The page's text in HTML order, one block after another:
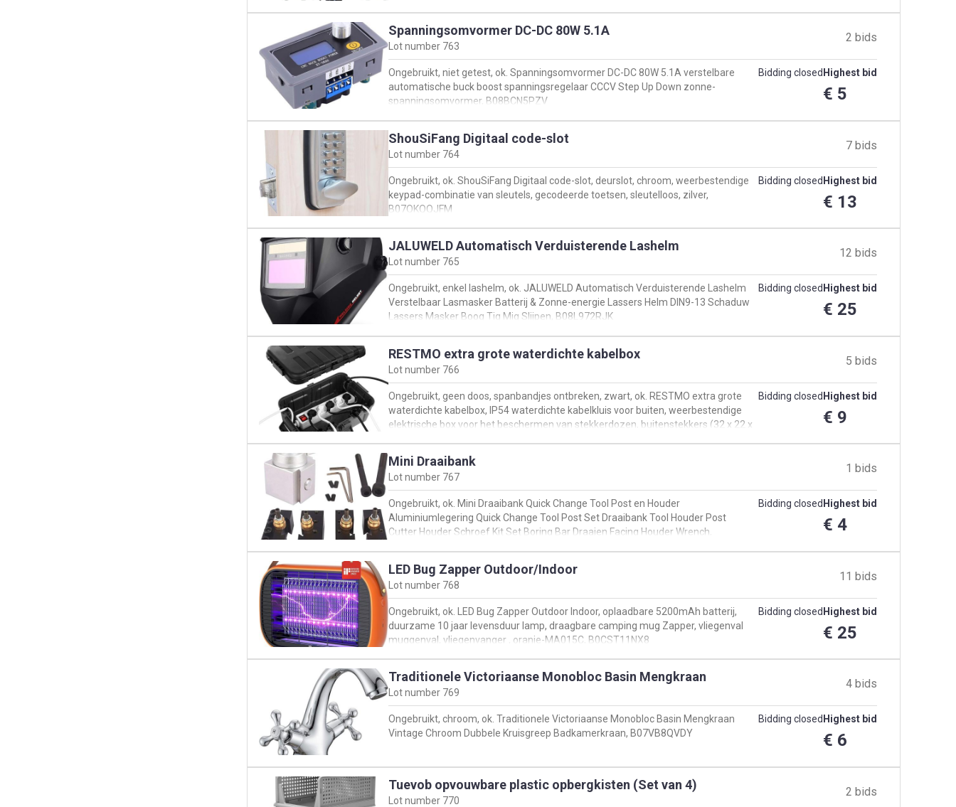
Spanningsomvormer DC-DC 80W 5.1A
Lot number 763
2 bids
Ongebruikt, niet getest, ok. Spanningsomvormer DC-DC 80W 5.1A verstelbare
automatische buck boost spanningsregelaar CCCV Step Up Down zonne-
spanningsomvormer, B08BCN5PZV
Bidding closed Highest bid
€ 5
ShouSiFang Digitaal code-slot
Lot number 764
7 bids
Ongebruikt, ok. ShouSiFang Digitaal code-slot, deurslot, chroom, weerbestendige
keypad-combinatie van sleutels, gecodeerde toetsen, sleutelloos, zilver,
B07QKQQJFM
Bidding closed Highest bid
€ 13
JALUWELD Automatisch Verduisterende Lashelm
Lot number 765
12 bids
Ongebruikt, enkel lashelm, ok. JALUWELD Automatisch Verduisterende Lashelm
Verstelbaar Lasmasker Batterij & Zonne-energie Lassers Helm DIN9-13 Schaduw
Lassers Masker Boog Tig Mig Slijpen, B08L972RJK
Bidding closed Highest bid
€ 25
RESTMO extra grote waterdichte kabelbox
Lot number 766
5 bids
Ongebruikt, geen doos, spanbandjes ontbreken, zwart, ok. RESTMO extra grote
waterdichte kabelbox, IP54 waterdichte kabelkluis voor buiten, weerbestendige
elektrische box voor het beschermen van stekkerdozen, buitenstekkers (32 x 22 x
Bidding closed Highest bid
€ 9
Mini Draaibank
Lot number 767
1 bids
Ongebruikt, ok. Mini Draaibank Quick Change Tool Post en Houder
Aluminiumlegering Quick Change Tool Post Set Draaibank Tool Houder Post
Cutter Houder Schroef Kit Set Boring Bar Draaien Facing Houder Wrench,
Bidding closed Highest bid
€ 4
LED Bug Zapper Outdoor/Indoor
Lot number 768
11 bids
Ongebruikt, ok. LED Bug Zapper Outdoor Indoor, oplaadbare 5200mAh batterij,
duurzame 10 jaar levensduur lamp, draagbare camping mug Zapper, vliegenval
muggenval, vliegenvanger , oranje-MA015C, B0CST11NX8
Bidding closed Highest bid
€ 25
Traditionele Victoriaanse Monobloc Basin Mengkraan
Lot number 769
4 bids
Ongebruikt, chroom, ok. Traditionele Victoriaanse Monobloc Basin Mengkraan
Vintage Chroom Dubbele Kruisgreep Badkamerkraan, B07VB8QVDY
Bidding closed Highest bid
€ 6
Tuevob opvouwbare plastic opbergkisten (Set van 4)
Lot number 770
2 bids